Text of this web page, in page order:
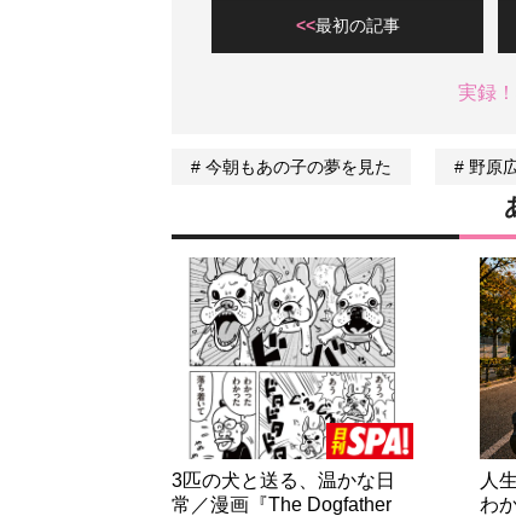
最初の記事
実録
今朝もあの子の夢を見た 野原
3匹の犬と送る、温かな日
常／漫画『The Dogfather
人
わ